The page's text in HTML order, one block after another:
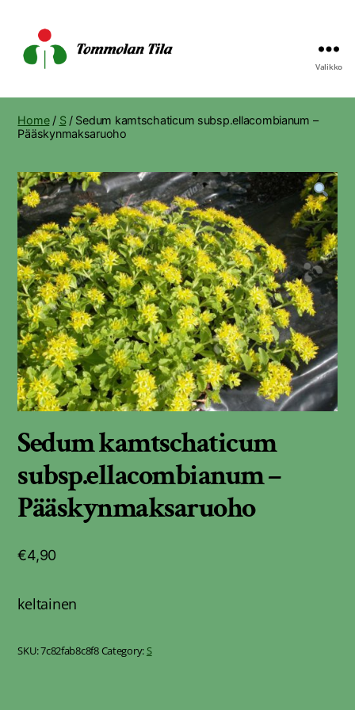
Tila
Valikko
Home/ S/ Sedum kamtschaticum subsp.ellacombianum –
Pääskynmaksaruoho
Sedum kamtschaticum
subsp.ellacombianum –
Pääskynmaksaruoho
€4,90
keltainen
SKU:7c82fab8c8f8Category:S